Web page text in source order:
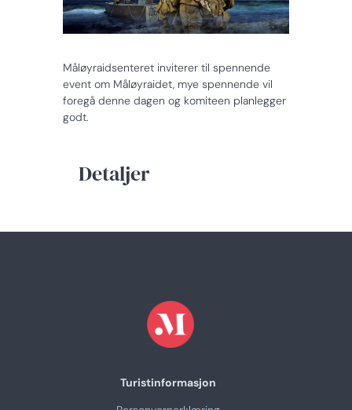
Måløyraidsenteret inviterer til spennende
event om Måløyraidet, mye spennende vil
foregå denne dagen og komiteen planlegger
godt.
Detaljer
Turistinformasjon